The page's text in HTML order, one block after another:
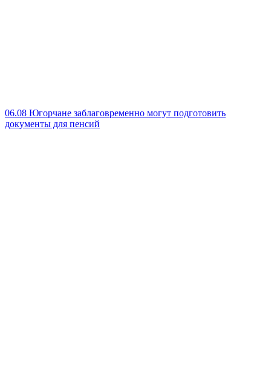
06.08 Югорчане заблаговременно могут подготовить
документы для пенсий